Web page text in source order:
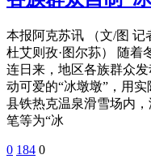
本报阿克苏讯 （文/图 记
杜艾则孜·图尔荪） 随着
连日来，地区各族群众
动可爱的“冰墩墩”，用
县铁热克温泉滑雪场内
笔等为“冰
0 184 0